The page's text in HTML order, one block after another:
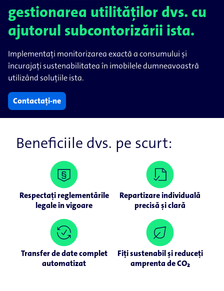
gestionarea utilităților dvs. cu
ajutorul subcontorizării ista.
Implementați monitorizarea exactă a consumului și
încurajați sustenabilitatea în imobilele dumneavoastră
utilizând soluțiile ista.
Contactați-ne
Beneficiile dvs. pe scurt:
Respectați reglementările
legale în vigoare
Repartizare individuală
precisă și clară
Transfer de date complet
automatizat
Fiți sustenabil și reduceți
amprenta de CO₂